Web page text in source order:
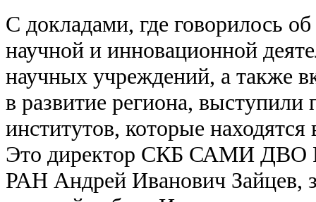
С докладами, где говорилось
научной и инновационной
научных учреждений, а также
в развитие региона, выступили
институтов, которые
Это директор СКБ САМИ ДВО
РАН Андрей Иванович Зайцев,